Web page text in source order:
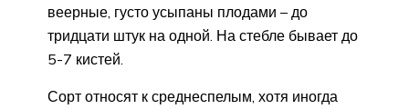
веерные, густо усыпаны плодами – до
тридцати штук на одной. На стебле бывает до
5-7 кистей.
Сорт относят к среднеспелым, хотя иногда